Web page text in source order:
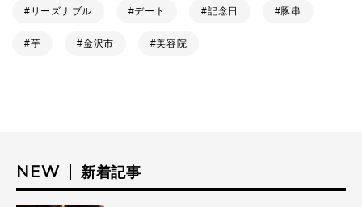
リーズナブル デート 記念日 豚串
芋 金沢市 美容院
NEW 新着記事